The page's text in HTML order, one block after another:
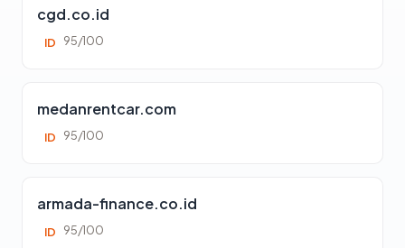
cgd.co.id
ID 95/100
medanrentcar.com
ID 95/100
armada-finance.co.id
ID 95/100